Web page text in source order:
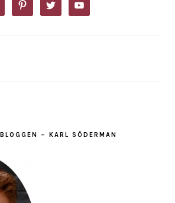
– KARL SÖDERMAN